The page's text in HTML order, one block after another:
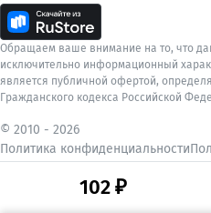
102 ₽
Обращаем ваше внимание на то, что
исключительно информационный
является публичной офертой,
Гражданского кодекса Российской
© 2010 - 2026
Политика конфиденциальности